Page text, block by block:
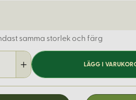
samma storlek och färg
LÄGG I